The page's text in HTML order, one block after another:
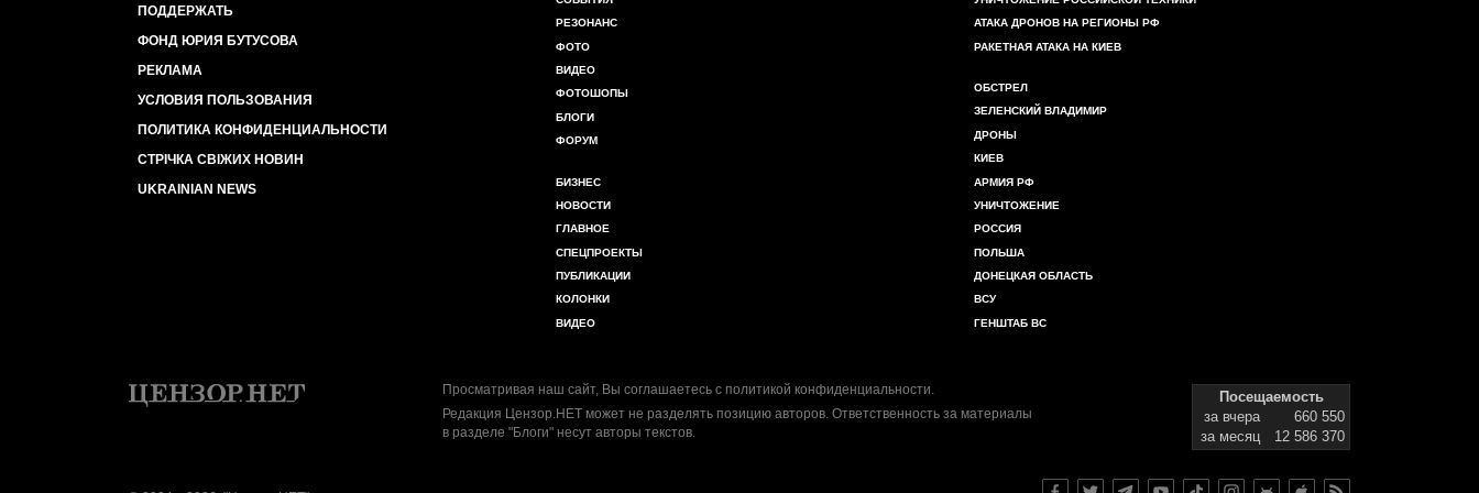
ПОДДЕРЖАТЬ
ФОНД ЮРИЯ БУТУСОВА
РЕКЛАМА
УСЛОВИЯ ПОЛЬЗОВАНИЯ
ПОЛИТИКА КОНФИДЕНЦИАЛЬНОСТИ
СТРІЧКА СВІЖИХ НОВИН
UKRAINIAN NEWS
РЕЗОНАНС
ФОТО
ВИДЕО
ФОТОШОПЫ
БЛОГИ
ФОРУМ
БИЗНЕС
НОВОСТИ
ГЛАВНОЕ
СПЕЦПРОЕКТЫ
ПУБЛИКАЦИИ
КОЛОНКИ
ВИДЕО
АТАКА ДРОНОВ НА РЕГИОНЫ РФ
РАКЕТНАЯ АТАКА НА КИЕВ
ОБСТРЕЛ
ЗЕЛЕНСКИЙ ВЛАДИМИР
ДРОНЫ
КИЕВ
АРМИЯ РФ
УНИЧТОЖЕНИЕ
РОССИЯ
ПОЛЬША
ДОНЕЦКАЯ ОБЛАСТЬ
ВСУ
ГЕНШТАБ ВС
Просматривая наш сайт, Вы соглашаетесь с политикой конфиденциальности.
Редакция Цензор.НЕТ может не разделять позицию авторов. Ответственность за материалы
в разделе "Блоги" несут авторы текстов.
Посещаемость
за вчера
660 550
за месяц
12 586 370